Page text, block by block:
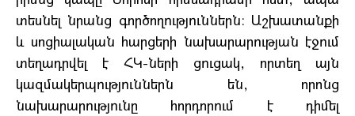
տեսնել նրանց գործողություններն։ Աշխատանքի
և սոցիալական հարցերի նախարարության էջում
տեղադրվել է ՀԿ-ների ցուցակ, որտեղ այն
կազմակերպություններն են, որոնց
նախարարությունը հորդորում է դիմել